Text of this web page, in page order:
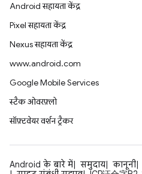
Android सहायता केंद्र
Pixel सहायता केंद्र
Nexus सहायता केंद्र
www.android.com
Google Mobile Services
स्टैक ओवरफ़्लो
सॉफ़्टवेयर वर्शन ट्रैकर
Android के बारे में समुदाय कानूनी